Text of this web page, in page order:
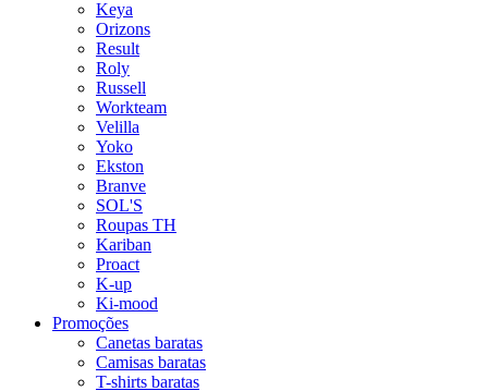
Keya
Orizons
Result
Roly
Russell
Workteam
Velilla
Yoko
Ekston
Branve
SOL'S
Roupas TH
Kariban
Proact
K-up
Ki-mood
Promoções
Canetas baratas
Camisas baratas
T-shirts baratas